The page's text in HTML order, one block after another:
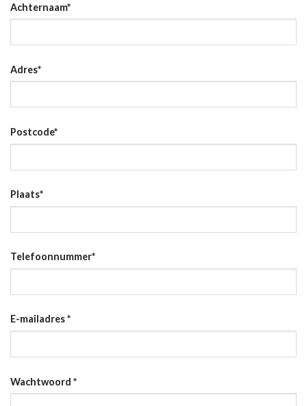
Achternaam*
Adres*
Postcode*
Plaats*
Telefoonnummer*
E-mailadres*
Wachtwoord *